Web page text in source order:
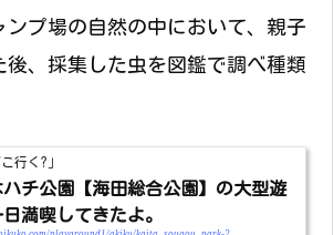
ンプ場の自然の中において、親子
後、採集した虫を図鑑で調べ種類
行く?」
ハチ公園【海田総合公園】の大型遊
満喫してきたよ。